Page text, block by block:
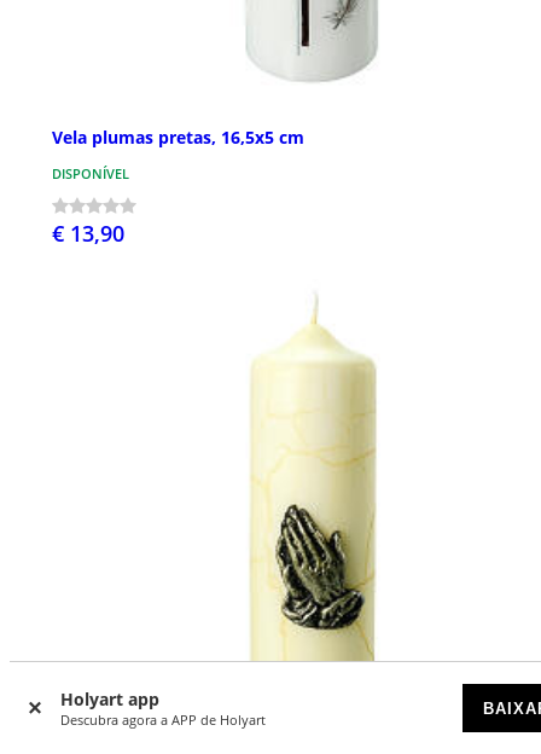
Holyart app
Descubra agora a APP de Holyart
Vela plumas pretas, 16,5x5 cm
DISPONÍVEL
€ 13,90